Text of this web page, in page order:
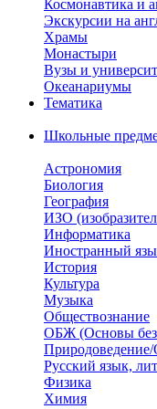
Космонавтика и
Экскурсии на
Храмы
Монастыри
Вузы и
Океанариумы
Тематика
Школьные
Астрономия
Биология
География
ИЗО
Информатика
Иностранный
История
Культура
Музыка
Обществознание
ОБЖ (Основы
Русский язык,
Физика
Химия